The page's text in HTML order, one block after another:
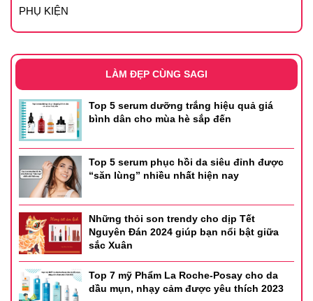
Công dụng:
Chống nắng, hiệu chỉnh sắc da sáng hồng, trong suốt.
Dùng hằng ngày, dành riêng cho mặt.
Cách dùng:
Thoa đều sản phẩm trước khi ra nắng.
Dùng hàng ngày để bảo vệ da tốt nhất.
Sau khi ra mồ hôi nhiều, thoa lại để có hiệu quả tốt hơn.
Thành phần:
Nước, Ethanol, Ethylhexyl Methoxycinnamate, BG,
PHỤ KIỆN
LÀM ĐẸP CÙNG SAGI
Top 5 serum dưỡng trắng hiệu quả giá
bình dân cho mùa hè sắp đến
Top 5 serum phục hồi da siêu đỉnh được
“săn lùng” nhiều nhất hiện nay
Những thỏi son trendy cho dịp Tết
Nguyên Đán 2024 giúp bạn nổi bật giữa
sắc Xuân
Top 7 mỹ Phẩm La Roche-Posay cho da
dầu mụn, nhạy cảm được yêu thích 2023